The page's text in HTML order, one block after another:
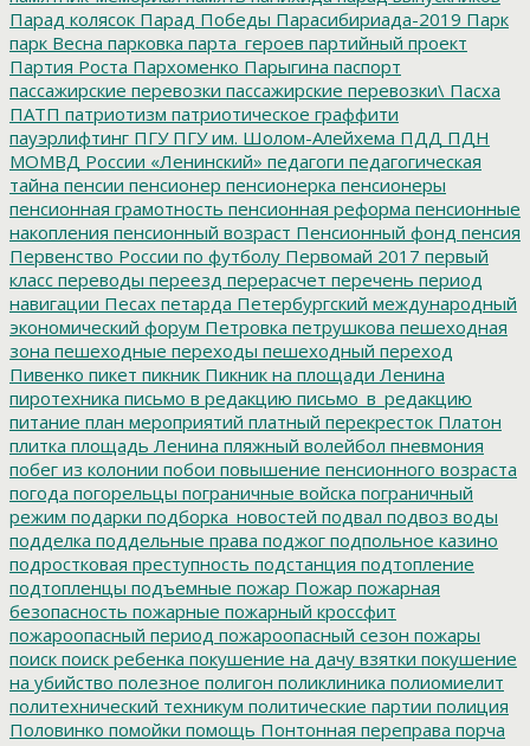
Парад колясок Парад Победы Парасибириада-2019 Парк
парк Весна парковка парта_героев партийный проект
Партия Роста Пархоменко Парыгина паспорт
пассажирские перевозки пассажирские перевозки\ Пасха
ПАТП патриотизм патриотическое граффити
пауэрлифтинг ПГУПГУ им. Шолом-Алейхема ПДД ПДН
МОМВД России «Ленинский» педагоги педагогическая
тайна пенсии пенсионер пенсионерка пенсионеры
пенсионная грамотность пенсионная реформа пенсионные
накопления пенсионный возраст Пенсионный фонд пенсия
Первенство России по футболу Первомай 2017 первый
класс переводы переезд перерасчет перечень период
навигации Песах петарда Петербургский международный
экономический форум Петровка петрушкова пешеходная
зона пешеходные переходы пешеходный переход
Пивенко пикет пикник Пикник на площади Ленина
пиротехника письмо в редакцию письмо_в_редакцию
питание план мероприятий платный перекресток Платон
плитка площадь Ленина пляжный волейбол пневмония
побег из колонии побои повышение пенсионного возраста
погода погорельцы пограничные войска пограничный
режим подарки подборка_новостей подвал подвоз воды
подделка поддельные права поджог подпольное казино
подростковая преступность подстанция подтопление
подтопленцы подъемные пожар Пожар пожарная
безопасность пожарные пожарный кроссфит
пожароопасный период пожароопасный сезон пожары
поиск поиск ребенка покушение на дачу взятки покушение
на убийство полезное полигон поликлиника полиомиелит
политехнический техникум политические партии полиция
Половинко помойки помощь Понтонная переправа порча